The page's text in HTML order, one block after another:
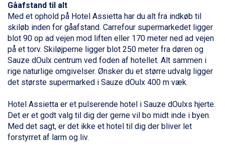
Bad Gastein fra DKK 4.195
Sauze dOulx fra DKK 4.045
Alleghe fra DKK 5.595
Arabba fra DKK 7.045
La Thuile fra DKK 4.595
Val Thorens fra DKK 5.395
Cervinia fra DKK 5.295
Bad Hofgastein fra DKK 5.495
Saalbach fra DKK 5.945
Sölden fra DKK 8.445
Champoluc fra DKK 3.795
Sestriere fra DKK 4.395
Gåafstand til alt
Med et ophold på Hotel Assietta har du alt fra indkøb til
skiløb inden for gåafstand. Carrefour supermarkedet ligger
blot 90 op ad vejen mod liften eller 170 meter ned ad vejen
på et torv. Skiløjperne ligger blot 250 meter fra døren og
Sauze dOulx centrum ved foden af hotellet. Alt sammen i
rige naturlige omgivelser. Ønsker du et større udvalg ligger
det største supermarked i Sauze dOulx 400 m væk.
Hotel Assietta er et pulserende hotel i Sauze dOulxs hjerte.
Det er et godt valg til dig der gerne vil bo midt inde i byen.
Med det sagt, er det ikke et hotel til dig der bliver let
forstyrret af larm og liv.